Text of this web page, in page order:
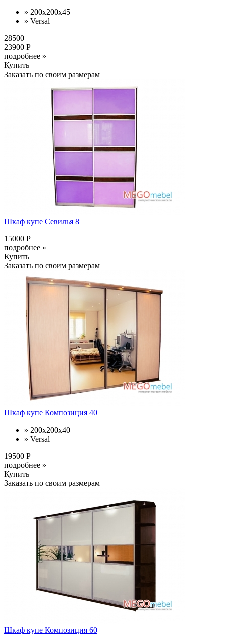
» 200x200x45
» Versal
28500
23900 Р
подробнее »
Купить
Заказать по своим размерам
Шкаф купе Севилья 8
15000 Р
подробнее »
Купить
Заказать по своим размерам
Шкаф купе Композиция 40
» 200x200x40
» Versal
19500 Р
подробнее »
Купить
Заказать по своим размерам
Шкаф купе Композиция 60